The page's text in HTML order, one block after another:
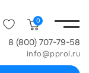
0
8 (800) 707-79-58
info@pprol.ru